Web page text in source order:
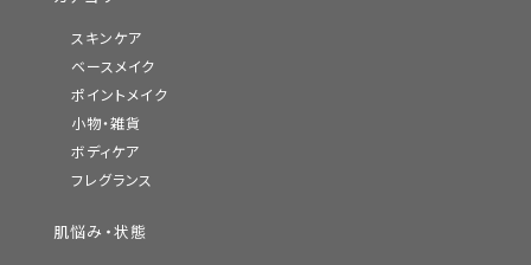
スキンケア
ベースメイク
ポイントメイク
小物・雑貨
ボディケア
フレグランス
肌悩み・状態